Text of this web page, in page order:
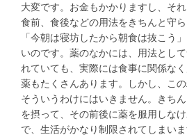
大変です。お金もかかりますし、それ
食前、食後などの用法をきちんと守ら
「今朝は寝坊したから朝食は抜こう
いのです。薬のなかには、用法とし
れていても、実際には食事に関係な
薬もたくさんあります。しかし、こ
そういうわけにはいきません。きち
を摂って、その前後に薬を服用しな
で、生活がかなり制限されてしまいま